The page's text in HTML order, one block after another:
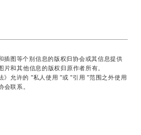
插图等个别信息的版权归协会或其信息提供
片和其他信息的版权归原作者所有。
》允许的 "私人使用 "或 "引用 "范围之外使用
会联系。